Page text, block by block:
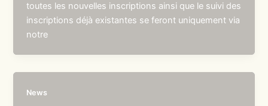
toutes les nouvelles inscriptions ainsi que le suivi des
inscriptions déjà existantes se feront uniquement via
notre
News